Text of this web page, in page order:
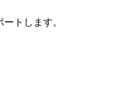
トします。